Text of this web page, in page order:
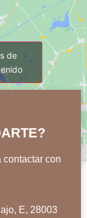
de
con
E, 28003